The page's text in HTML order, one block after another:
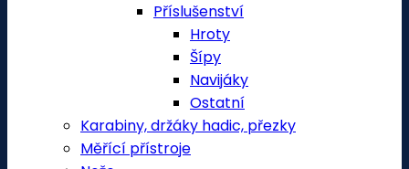
Příslušenství
Hroty
Šípy
Navijáky
Ostatní
Karabiny, držáky hadic, přezky
Měřící přístroje